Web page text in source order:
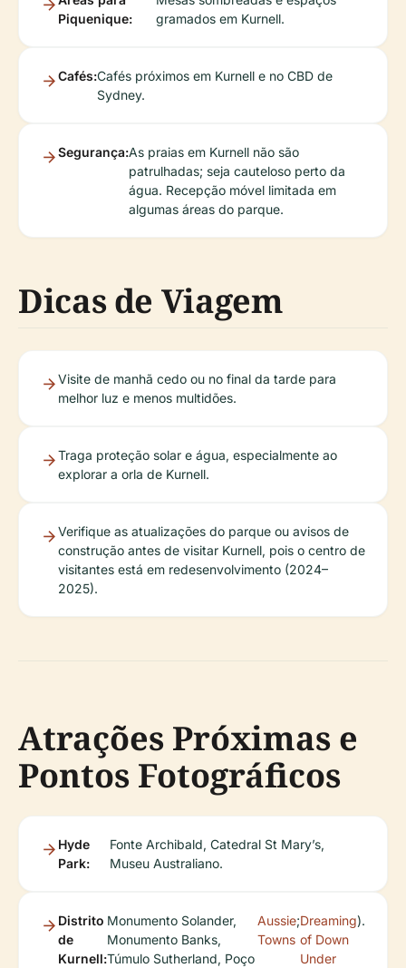
Piquenique:
gramados em Kurnell.
Cafés:Cafés próximos em Kurnell e no CBD de
Sydney.
Segurança:As praias em Kurnell não são
patrulhadas; seja cauteloso perto da
água. Recepção móvel limitada em
algumas áreas do parque.
Dicas de Viagem
Visite de manhã cedo ou no final da tarde para
melhor luz e menos multidões.
Traga proteção solar e água, especialmente ao
explorar a orla de Kurnell.
Verifique as atualizações do parque ou avisos de
construção antes de visitar Kurnell, pois o centro de
visitantes está em redesenvolvimento (2024–
2025).
Atrações Próximas e
Pontos Fotográficos
Hyde
Park:
Fonte Archibald, Catedral St Mary’s,
Museu Australiano.
Distrito
de
Kurnell:
Monumento Solander,
Monumento Banks,
Túmulo Sutherland, Poço
Aussie
Towns
;Dreaming
of Down
Under
).